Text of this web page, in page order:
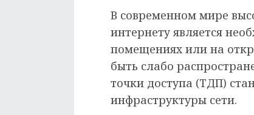
В современном мире
интернету является
помещениях или на
быть слабо
точки доступа (ТДП)
инфраструктуры сети.